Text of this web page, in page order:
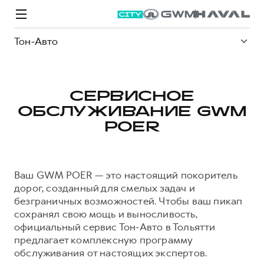
Тон-Авто
M6
от 2 049 000 ₽
JOLION
от 2 049 000 ₽
Автомобили в наличии
Конфигуратор HAVAL
Аксессуары HAVAL
Каталоги и прайс-листы
Все о сервисе
Запись на сервис
Моторное масло
Стоимость ТО
Спецпредложения
Покупателям
Владельцам
О бренде
Новости
О GWM
ИНФОРМАЦИЯ О ДИЛЕРЕ
СЕРВИСНОЕ
ОБСЛУЖИВАНИЕ GWM
POER
Ваш GWM POER — это настоящий покоритель
дорог, созданный для смелых задач и
безграничных возможностей. Чтобы ваш пикап
сохранял свою мощь и выносливость,
официальный сервис Тон-Авто в Тольятти
предлагает комплексную программу
обслуживания от настоящих экспертов.